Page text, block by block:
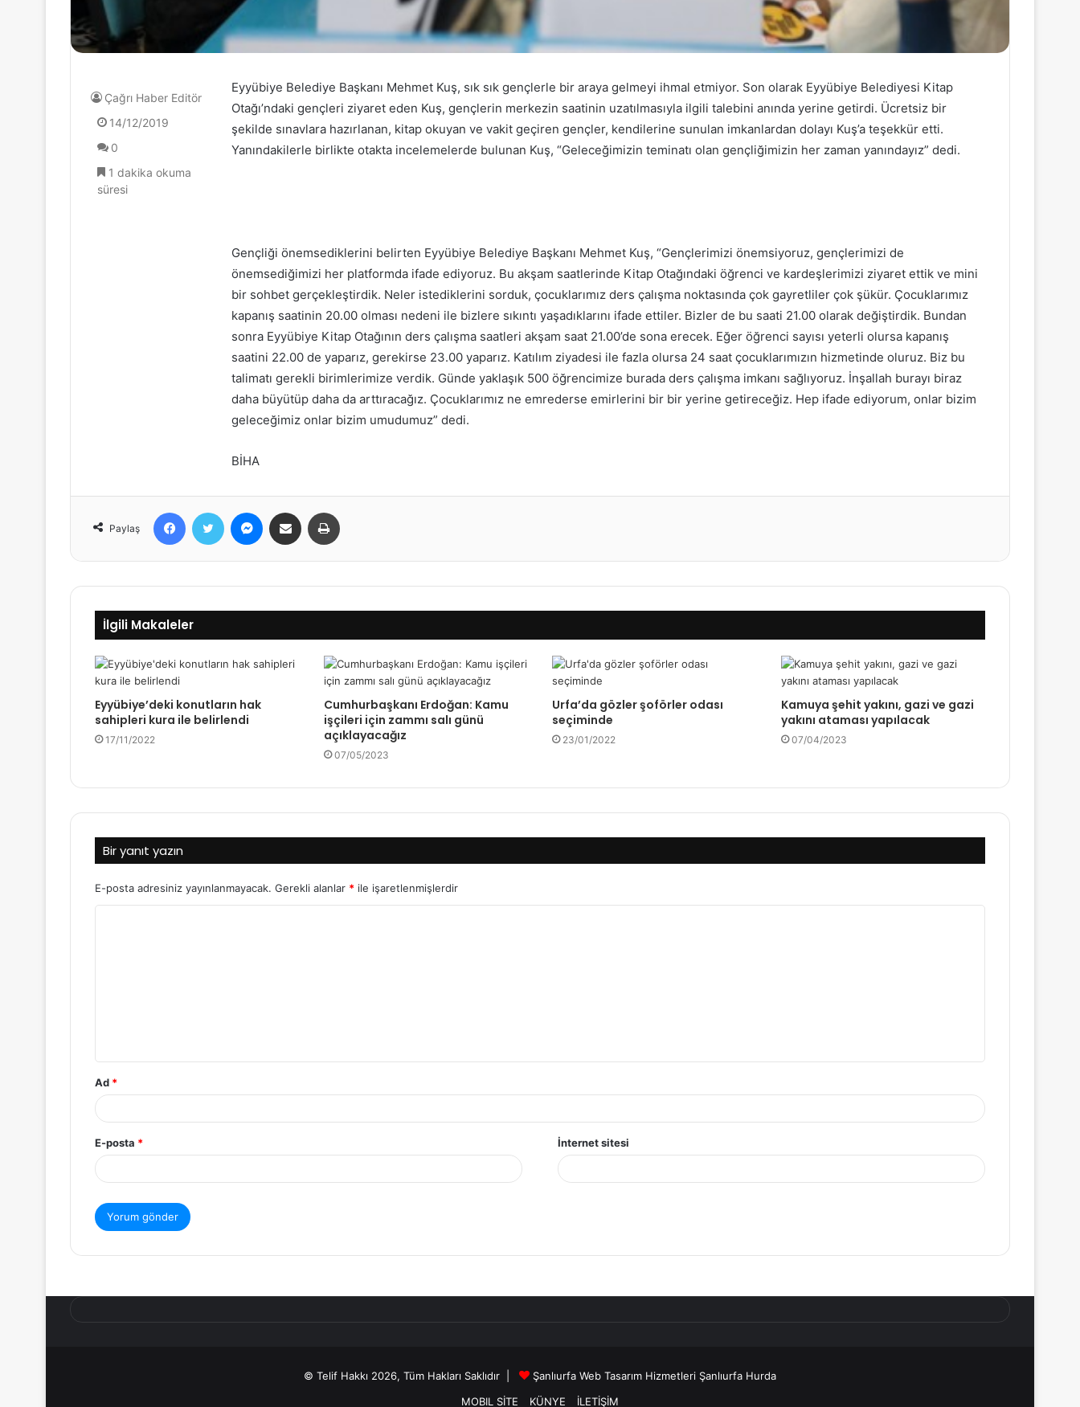
Eyyübiye Belediye Başkanı Mehmet Kuş, sık sık gençlerle bir araya gelmeyi ihmal etmiyor. Son olarak Eyyübiye Belediyesi Kitap
Otağı’ndaki gençleri ziyaret eden Kuş, gençlerin merkezin saatinin uzatılmasıyla ilgili talebini anında yerine getirdi. Ücretsiz bir
şekilde sınavlara hazırlanan, kitap okuyan ve vakit geçiren gençler, kendilerine sunulan imkanlardan dolayı Kuş’a teşekkür etti.
Yanındakilerle birlikte otakta incelemelerde bulunan Kuş, “Geleceğimizin teminatı olan gençliğimizin her zaman yanındayız” dedi.
Gençliği önemsediklerini belirten Eyyübiye Belediye Başkanı Mehmet Kuş, “Gençlerimizi önemsiyoruz, gençlerimizi de
önemsediğimizi her platformda ifade ediyoruz. Bu akşam saatlerinde Kitap Otağındaki öğrenci ve kardeşlerimizi ziyaret ettik ve mini
bir sohbet gerçekleştirdik. Neler istediklerini sorduk, çocuklarımız ders çalışma noktasında çok gayretliler çok şükür. Çocuklarımız
kapanış saatinin 20.00 olması nedeni ile bizlere sıkıntı yaşadıklarını ifade ettiler. Bizler de bu saati 21.00 olarak değiştirdik. Bundan
sonra Eyyübiye Kitap Otağının ders çalışma saatleri akşam saat 21.00’de sona erecek. Eğer öğrenci sayısı yeterli olursa kapanış
saatini 22.00 de yaparız, gerekirse 23.00 yaparız. Katılım ziyadesi ile fazla olursa 24 saat çocuklarımızın hizmetinde oluruz. Biz bu
talimatı gerekli birimlerimize verdik. Günde yaklaşık 500 öğrencimize burada ders çalışma imkanı sağlıyoruz. İnşallah burayı biraz
daha büyütüp daha da arttıracağız. Çocuklarımız ne emrederse emirlerini bir bir yerine getireceğiz. Hep ifade ediyorum, onlar bizim
geleceğimiz onlar bizim umudumuz” dedi.
BİHA
Çağrı Haber Editör
14/12/2019
0
1 dakika okuma
süresi
Paylaş
İlgili Makaleler
Eyyübiye’deki konutların hak
sahipleri kura ile belirlendi
17/11/2022
Cumhurbaşkanı Erdoğan: Kamu
işçileri için zammı salı günü
açıklayacağız
07/05/2023
Urfa’da gözler şoförler odası
seçiminde
23/01/2022
Kamuya şehit yakını, gazi ve gazi
yakını ataması yapılacak
07/04/2023
Bir yanıt yazın
E-posta adresiniz yayınlanmayacak. Gerekli alanlar * ile işaretlenmişlerdir
Ad *
E-posta * İnternet sitesi
© Telif Hakkı 2026, Tüm Hakları Saklıdır | Şanlıurfa Web Tasarım Hizmetleri Şanlıurfa Hurda
MOBIL SİTE
KÜNYE İLETİŞİM